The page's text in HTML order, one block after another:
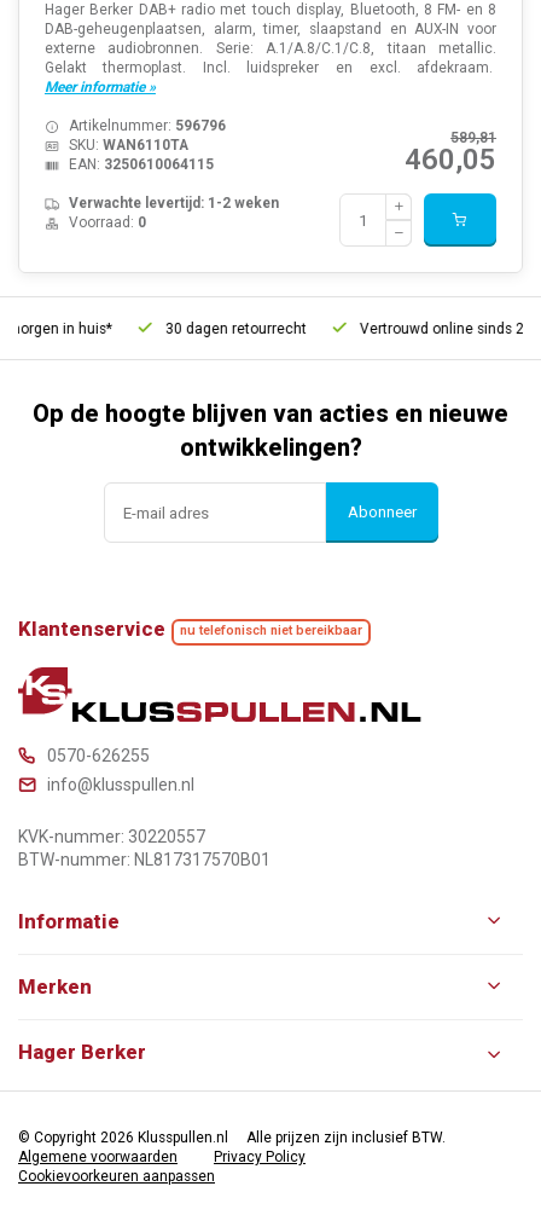
Hager Berker DAB+ radio met touch display, Bluetooth, 8 FM- en 8
DAB-geheugenplaatsen, alarm, timer, slaapstand en AUX-IN voor
externe audiobronnen. Serie: A.1/A.8/C.1/C.8, titaan metallic.
Gelakt thermoplast. Incl. luidspreker en excl. afdekraam.
Meer informatie »
589,81
460,05
Artikelnummer: 596796
SKU: WAN6110TA
EAN: 3250610064115
Verwachte levertijd: 1-2 weken
Voorraad: 0
in huis* 30 dagen retourrecht Vertrouwd online sinds 2006
Op de hoogte blijven van acties en nieuwe
ontwikkelingen?
Abonneer
Klantenservice nu telefonisch niet bereikbaar
0570-626255
info@klusspullen.nl
KVK-nummer: 30220557
BTW-nummer: NL817317570B01
Informatie
Merken
Hager Berker
© Copyright 2026 Klusspullen.nl
Alle prijzen zijn inclusief BTW.
Algemene voorwaarden
Privacy Policy
Cookievoorkeuren aanpassen